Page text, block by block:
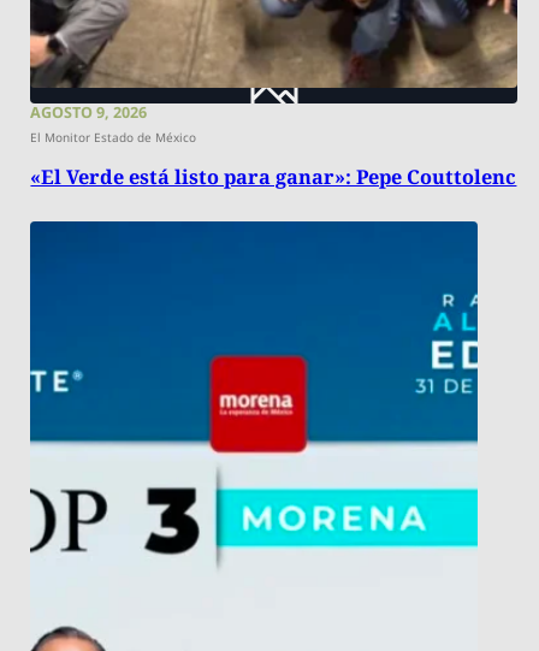
AGOSTO 9, 2026
El Monitor Estado de México
«El Verde está listo para ganar»: Pepe Couttolenc